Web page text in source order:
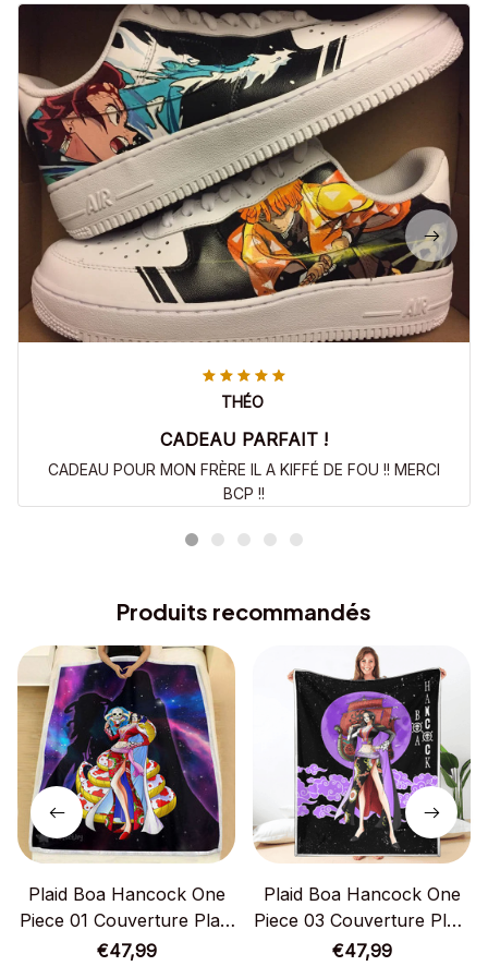
THÉO
CADEAU PARFAIT !
CADEAU POUR MON FRÈRE IL A KIFFÉ DE FOU !! MERCI
BCP !!
Produits recommandés
Plaid Boa Hancock One
Piece 01 Couverture Plaid
Polaire Plaid Canapé
€47,99
Plaid Boa Hancock One
Piece 03 Couverture Plaid
Polaire Plaid Canapé
€47,99